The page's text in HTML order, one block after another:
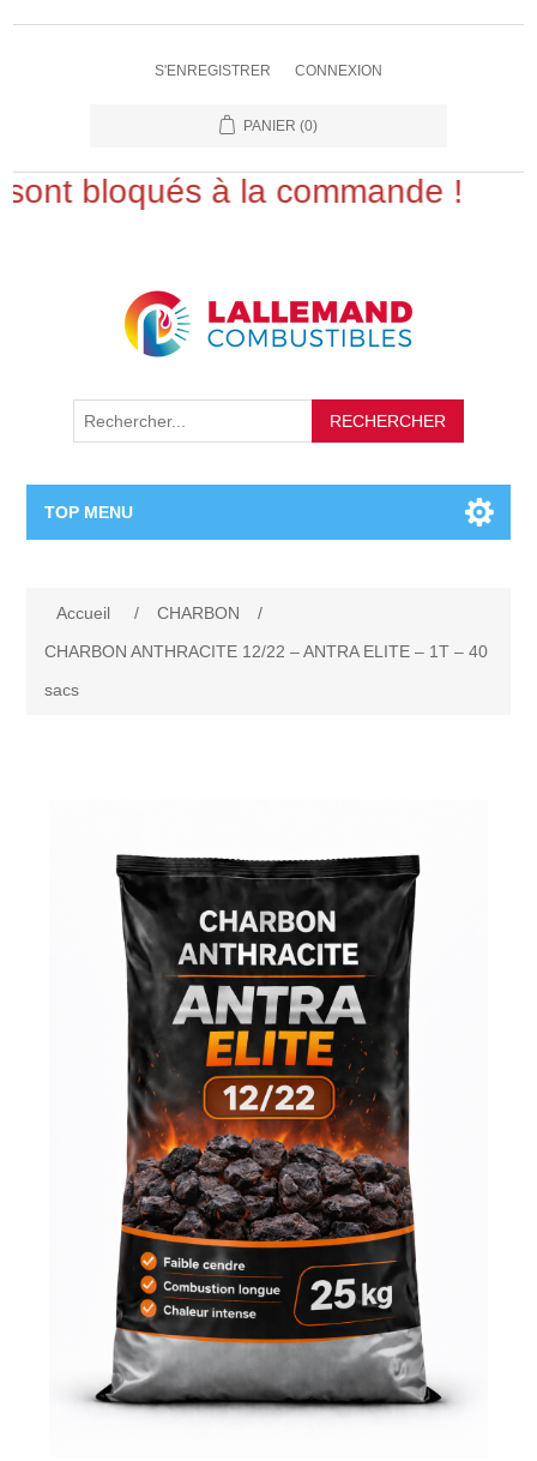
S'ENREGISTRER CONNEXION
PANIER (0)
bloqués à la commande !
RECHERCHER
TOP MENU
Produits
CHARBON
Appelez-nous
Accueil / CHARBON
/
CHARBON ANTHRACITE 12/22 – ANTRA ELITE – 1T – 40
sacs